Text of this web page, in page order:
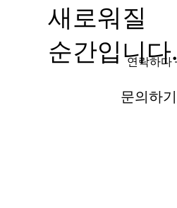
연락하다
새로워질
순간입니다.
문의하기